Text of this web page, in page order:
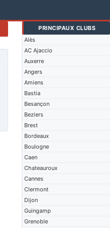
PRINCIPAUX CLUBS
Alès
AC Ajaccio
Auxerre
Angers
Amiens
Bastia
Besançon
Beziers
Brest
Bordeaux
Boulogne
Caen
Chateauroux
Cannes
Clermont
Dijon
Guingamp
Grenoble